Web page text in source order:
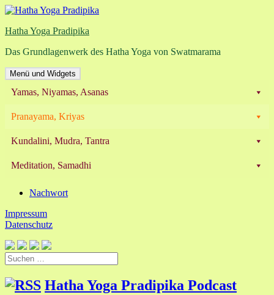
Zum
springen
Hatha Yoga Pradipika
Das Grundlagenwerk des Hatha Yoga von Swatmarama
Menü und Widgets
Yamas, Niyamas, Asanas
Pranayama, Kriyas
Kundalini, Mudra, Tantra
Meditation, Samadhi
Nachwort
Impressum
Datenschutz
Suchen
nach:
Hatha Yoga Pradipika Podcast